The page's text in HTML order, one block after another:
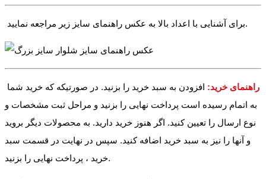
برای آشنایی با اعداد بالا به عکس راهنمای سایز زیر مراجعه نمایید.
راهنمای خرید: افزودن به سبد خرید را بزنید. در صورتیکه که خرید شما
به اتمام رسیده است پرداخت نهایی را بزنید و مراحل ثبت مشخصات و
نوع ارسال را تعیین کنید. اگر هنوز خرید دارید. به محصولات دیگر بروید
و آنها را نیز به سبد خرید اضافه کنید. سپس در نهایت در قسمت سبد
خرید ، پرداخت نهایی را بزنید.